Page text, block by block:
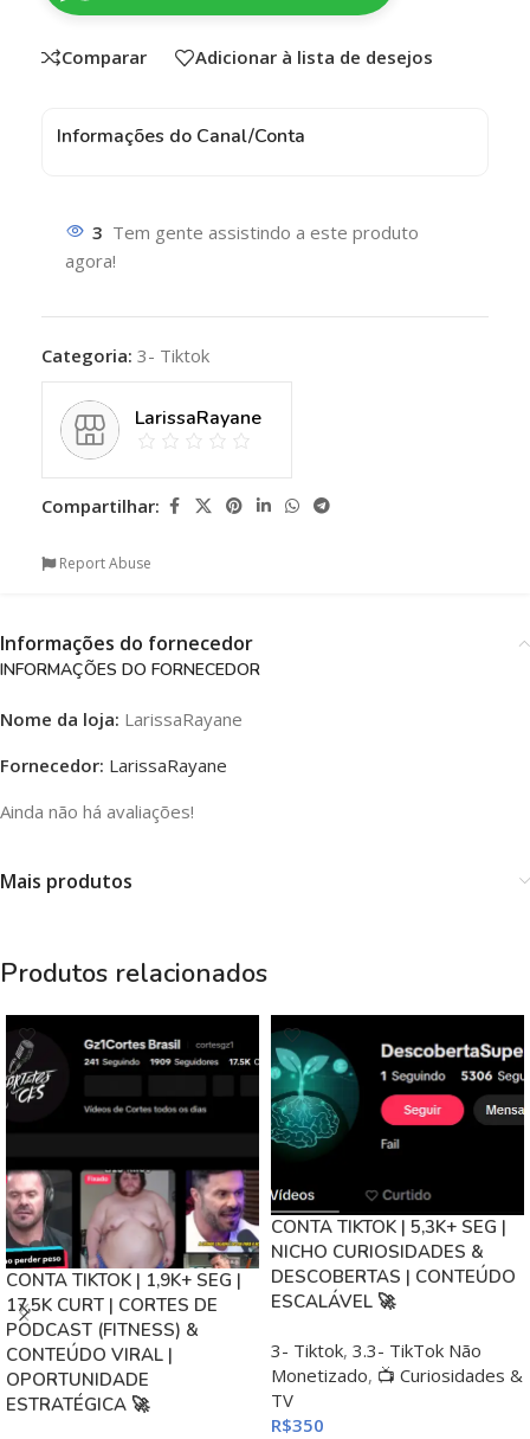
Comparar Adicionar à lista de desejos
Informações do Canal/Conta
3 Tem gente assistindo a este produto
agora!
Categoria: 3- Tiktok
LarissaRayane
Compartilhar:
Report Abuse
Informações do fornecedor
INFORMAÇÕES DO FORNECEDOR
Nome da loja: LarissaRayane
Fornecedor: LarissaRayane
Ainda não há avaliações!
Mais produtos
Produtos relacionados
CONTA TIKTOK | 1,9K+ SEG |
17,5K CURT | CORTES DE
PODCAST (FITNESS) &
CONTEÚDO VIRAL |
OPORTUNIDADE
ESTRATÉGICA 🚀
CONTA TIKTOK | 5,3K+ SEG |
NICHO CURIOSIDADES &
DESCOBERTAS | CONTEÚDO
ESCALÁVEL 🚀
3- Tiktok, 3.3- TikTok Não
Monetizado, 📺 Curiosidades &
TV
R$350